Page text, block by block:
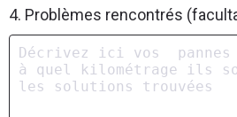
4. Problèmes rencontrés